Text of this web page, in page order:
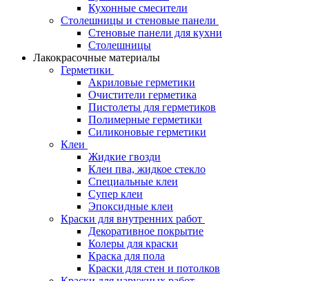
Кухонные смесители
Столешницы и стеновые панели
Стеновые панели для кухни
Столешницы
Лакокрасочные материалы
Герметики
Акриловые герметики
Очистители герметика
Пистолеты для герметиков
Полимерные герметики
Силиконовые герметики
Клеи
Жидкие гвозди
Клеи пва, жидкое стекло
Специальные клеи
Супер клеи
Эпоксидные клеи
Краски для внутренних работ
Декоративное покрытие
Колеры для краски
Краска для пола
Краски для стен и потолков